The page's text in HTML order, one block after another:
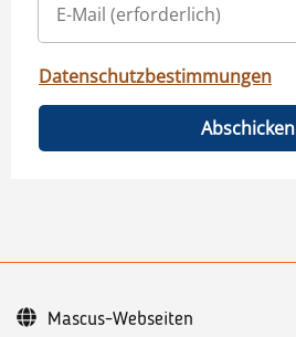
Datenschutzbestimmungen
Abschicken
Mascus-Webseiten